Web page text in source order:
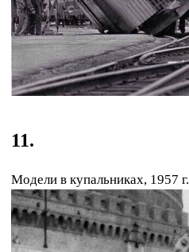
11.
Модели в купальниках, 1957 г.